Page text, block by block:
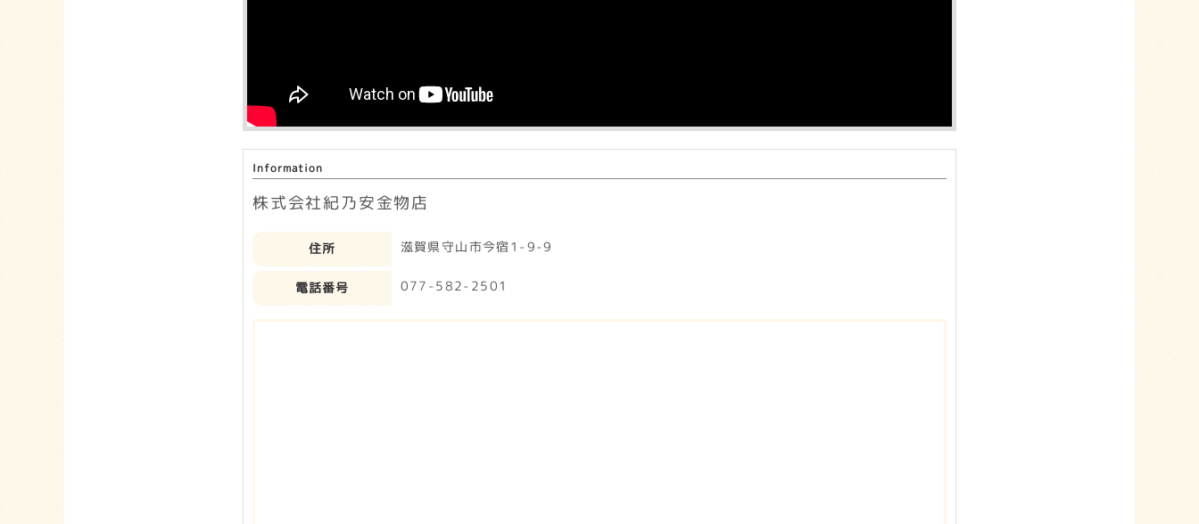
Information
株式会社紀乃安金物店
住所 滋賀県守山市今宿1-9-9
電話番号 077-582-2501